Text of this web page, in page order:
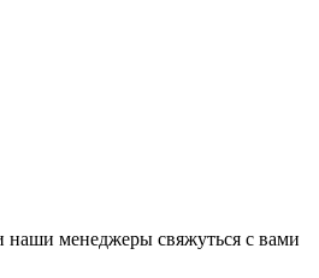
наши менеджеры свяжуться с вами